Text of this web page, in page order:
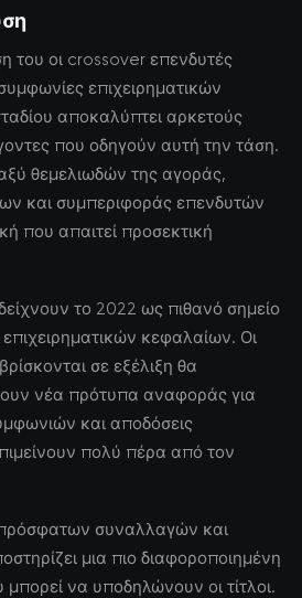
του οι crossover επενδυτές
επιχειρηματικών
αποκαλύπτει αρκετούς
που οδηγούν αυτή την τάση.
θεμελιωδών της αγοράς,
και συμπεριφοράς επενδυτών
που απαιτεί προσεκτική
το 2022 ως πιθανό σημείο
κεφαλαίων. Οι
σε εξέλιξη θα
νέα πρότυπα αναφοράς για
και αποδόσεις
πολύ πέρα από τον
συναλλαγών και
μια πιο διαφοροποιημένη
να υποδηλώνουν οι τίτλοι.